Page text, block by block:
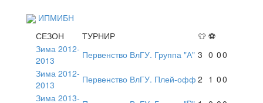
ИПМИБН
СЕЗОН
ТУРНИР 👕 ⚽
Зима 2012-
2013
Первенство ВлГУ. Группа "А" 3 0 00
Зима 2012-
2013
Первенство ВлГУ. Плей-офф 2 1 00
Зима 2013-